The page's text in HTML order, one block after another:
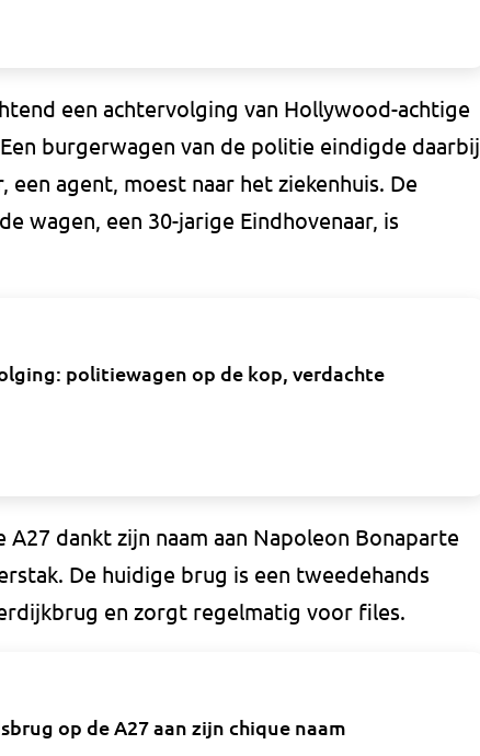
een achtervolging van Hollywood-achtige
burgerwagen van de politie eindigde daarbij
agent, moest naar het ziekenhuis. De
wagen, een 30-jarige Eindhovenaar, is
politiewagen op de kop, verdachte
A27 dankt zijn naam aan Napoleon Bonaparte
De huidige brug is een tweedehands
en zorgt regelmatig voor files.
op de A27 aan zijn chique naam